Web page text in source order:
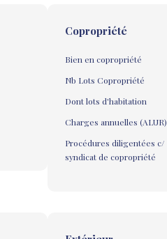
Copropriété
Bien en copropriété
Nb Lots Copropriété
Dont lots d'habitation
Charges annuelles (ALUR)
Procédures diligentées c/
syndicat de copropriété